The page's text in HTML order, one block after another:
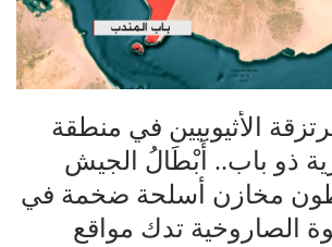
المرتزقة الأثيوبيين في منطقة
ذو باب.. أَبْطَالُ الجيش
مخازن أسلحة ضخمة في
الصاروخية تدك مواقع